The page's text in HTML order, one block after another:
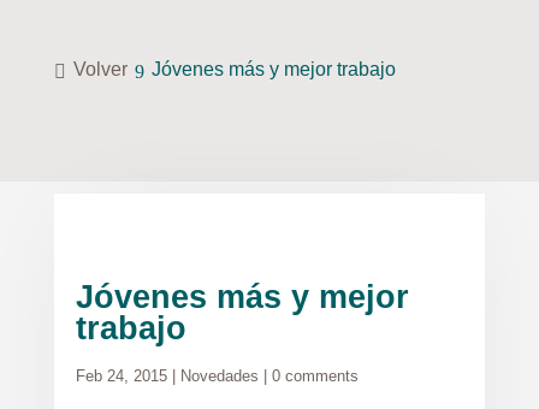
Volver Jóvenes más y mejor trabajo
Jóvenes más y mejor
trabajo
Feb 24, 2015| Novedades 0 comments